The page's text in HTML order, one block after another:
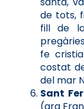
de tots,
fill de
fe
costat
del mar
Sant